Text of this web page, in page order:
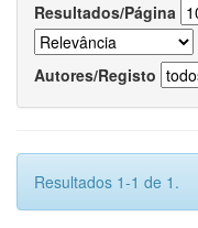
Resultados/Página
Autores/Registo
Resultados 1-1 de 1.